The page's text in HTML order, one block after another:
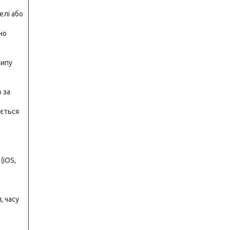
або
за
часу